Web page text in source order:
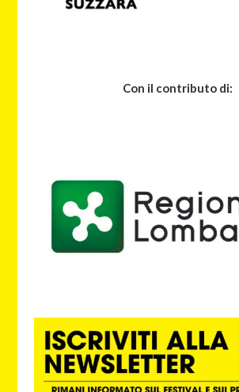
Con il contributo di: